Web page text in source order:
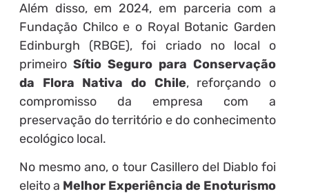
Além disso, em 2024, em parceria com a
Fundação Chilco e o Royal Botanic Garden
Edinburgh (RBGE), foi criado no local o
primeiro Sítio Seguro para Conservação
da Flora Nativa do Chile, reforçando o
compromisso da empresa com a
preservação do território e do conhecimento
ecológico local.
No mesmo ano, o tour Casillero del Diablo foi
eleito a Melhor Experiência de Enoturismo